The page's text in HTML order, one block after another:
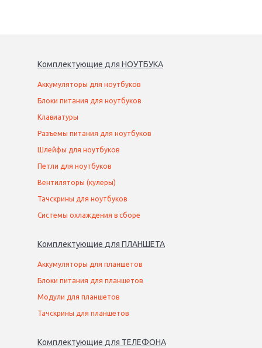
Комплектующие для НОУТБУКА
Аккумуляторы для ноутбуков
Блоки питания для ноутбуков
Клавиатуры
Разъемы питания для ноутбуков
Шлейфы для ноутбуков
Петли для ноутбуков
Вентиляторы (кулеры)
Тачскрины для ноутбуков
Системы охлаждения в сборе
Комплектующие для ПЛАНШЕТА
Аккумуляторы для планшетов
Блоки питания для планшетов
Модули для планшетов
Тачскрины для планшетов
Комплектующие для ТЕЛЕФОНА